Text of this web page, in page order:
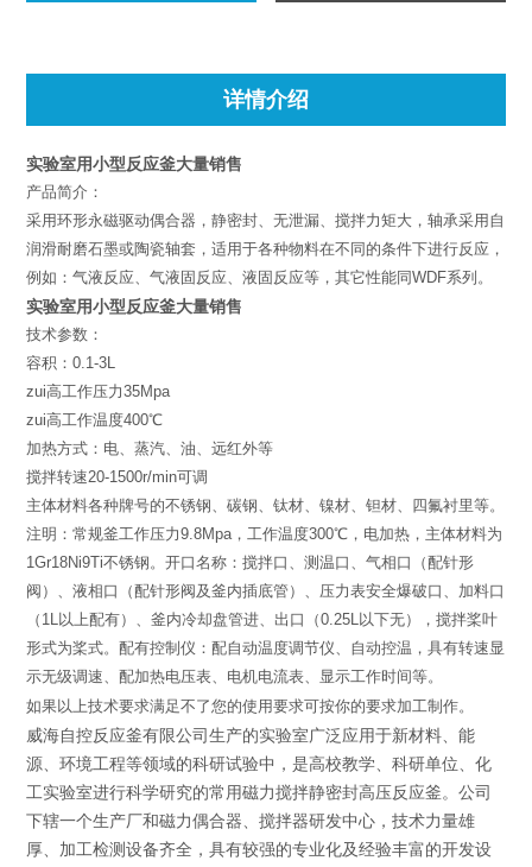
详情介绍
实验室用小型反应釜大量销售
产品简介：
采用环形永磁驱动偶合器，静密封、无泄漏、搅拌力矩大，轴承采用自
润滑耐磨石墨或陶瓷轴套，适用于各种物料在不同的条件下进行反应，
例如：气液反应、气液固反应、液固反应等，其它性能同WDF系列。
实验室用小型反应釜大量销售
技术参数：
容积：0.1-3L
zui高工作压力35Mpa
zui高工作温度400℃
加热方式：电、蒸汽、油、远红外等
搅拌转速20-1500r/min可调
主体材料各种牌号的不锈钢、碳钢、钛材、镍材、钽材、四氟衬里等。
注明：常规釜工作压力9.8Mpa，工作温度300℃，电加热，主体材料为
1Gr18Ni9Ti不锈钢。开口名称：搅拌口、测温口、气相口（配针形
阀）、液相口（配针形阀及釜内插底管）、压力表安全爆破口、加料口
（1L以上配有）、釜内冷却盘管进、出口（0.25L以下无），搅拌桨叶
形式为桨式。配有控制仪：配自动温度调节仪、自动控温，具有转速显
示无级调速、配加热电压表、电机电流表、显示工作时间等。
如果以上技术要求满足不了您的使用要求可按你的要求加工制作。
威海自控反应釜有限公司生产的实验室广泛应用于新材料、能
源、环境工程等领域的科研试验中，是高校教学、科研单位、化
工实验室进行科学研究的常用磁力搅拌静密封高压反应釜。公司
下辖一个生产厂和磁力偶合器、搅拌器研发中心，技术力量雄
厚、加工检测设备齐全，具有较强的专业化及经验丰富的开发设